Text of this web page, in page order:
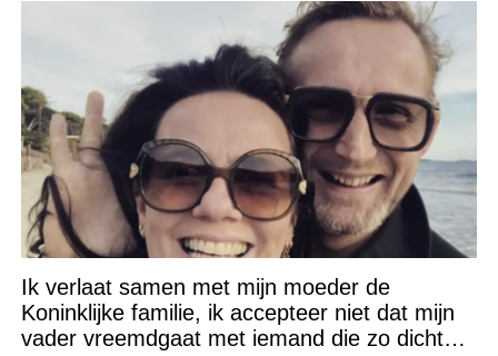
Ik verlaat samen met mijn moeder de
Koninklijke familie, ik accepteer niet dat mijn
vader vreemdgaat met iemand die zo dichtbij